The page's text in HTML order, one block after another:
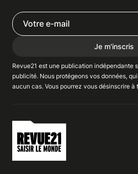
Je m'inscris
Revue21 est une publication indépendante
publicité. Nous protégeons vos données,
aucun cas. Vous pourrez vous désinscrire à